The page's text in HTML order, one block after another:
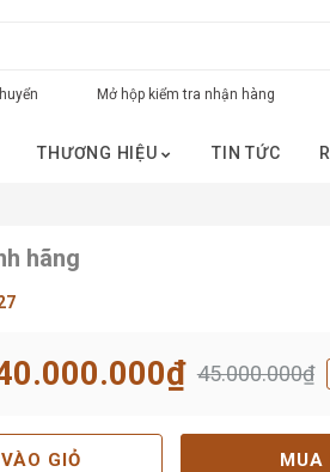
Mở hộp kiểm tra nhận hàng
THƯƠNG HIỆU TIN TỨC
hãng
45.000.000₫
GIỎ MUA